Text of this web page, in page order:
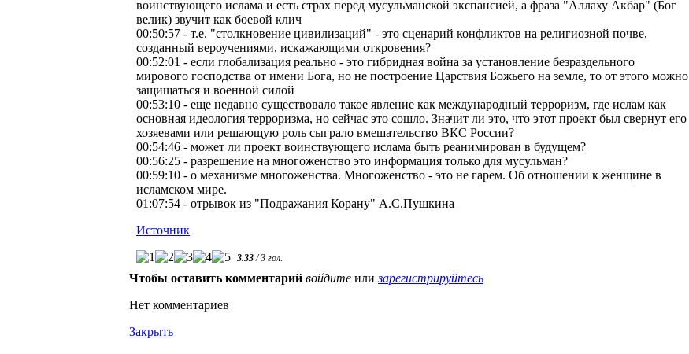
воинствующего ислама и есть страх перед мусульманской экспансией, а фраза "Аллаху Акбар" (Бог
велик) звучит как боевой клич
00:50:57 - т.е. "столкновение цивилизаций" - это сценарий конфликтов на религиозной почве,
созданный вероучениями, искажающими откровения?
00:52:01 - если глобализация реально - это гибридная война за установление безраздельного
мирового господства от имени Бога, но не построение Царствия Божьего на земле, то от этого можно
защищаться и военной силой
00:53:10 - еще недавно существовало такое явление как международный терроризм, где ислам как
основная идеология терроризма, но сейчас это сошло. Значит ли это, что этот проект был свернут его
хозяевами или решающую роль сыграло вмешательство ВКС России?
00:54:46 - может ли проект воинствующего ислама быть реанимирован в будущем?
00:56:25 - разрешение на многоженство это информация только для мусульман?
00:59:10 - о механизме многоженства. Многоженство - это не гарем. Об отношении к женщине в
исламском мире.
01:07:54 - отрывок из "Подражания Корану" А.С.Пушкина
Источник
3.33/3 гол.
Чтобы оставить комментарий войдите илизарегистрируйтесь
Нет комментариев
Закрыть